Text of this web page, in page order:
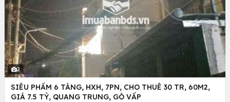
2
SIÊU PHẨM 6 TÀNG, HXH, 7PN, CHO THUÊ 30 TR, 60M2,
GIÁ 7.5 TỶ, QUANG TRUNG, GÒ VẤP